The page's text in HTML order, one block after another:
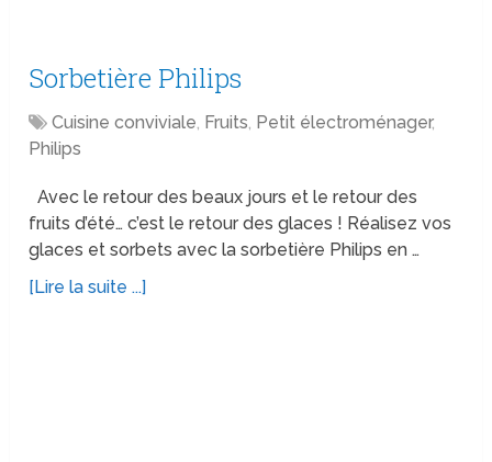
Sorbetière Philips
Cuisine conviviale, Fruits, Petit électroménager,
Philips
Avec le retour des beaux jours et le retour des
fruits d’été… c’est le retour des glaces ! Réalisez vos
glaces et sorbets avec la sorbetière Philips en …
[Lire la suite ...]